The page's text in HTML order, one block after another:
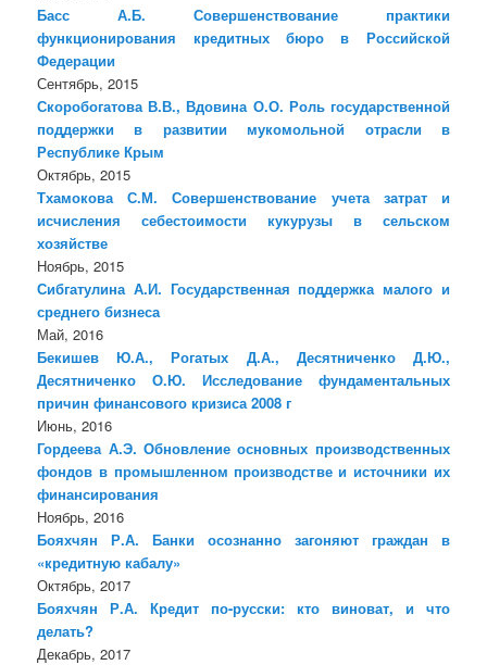
Басс А.Б. Совершенствование практики
функционирования кредитных бюро в Российской
Федерации
Сентябрь, 2015
Скоробогатова В.В., Вдовина О.О. Роль государственной
поддержки в развитии мукомольной отрасли в
Республике Крым
Октябрь, 2015
Тхамокова С.М. Совершенствование учета затрат и
исчисления себестоимости кукурузы в сельском
хозяйстве
Ноябрь, 2015
Сибгатулина А.И. Государственная поддержка малого и
среднего бизнеса
Май, 2016
Бекишев Ю.А., Рогатых Д.А., Десятниченко Д.Ю.,
Десятниченко О.Ю. Исследование фундаментальных
причин финансового кризиса 2008 г
Июнь, 2016
Гордеева А.Э. Обновление основных производственных
фондов в промышленном производстве и источники их
финансирования
Ноябрь, 2016
Бояхчян Р.А. Банки осознанно загоняют граждан в
«кредитную кабалу»
Октябрь, 2017
Бояхчян Р.А. Кредит по-русски: кто виноват, и что
делать?
Декабрь, 2017